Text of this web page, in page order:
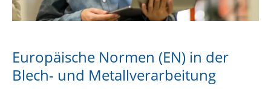
Europäische Normen (EN) in der
Blech- und Metallverarbeitung